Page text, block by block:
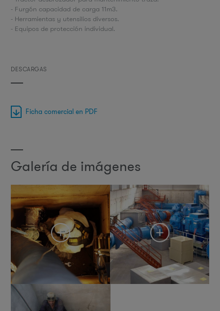
- Furgón capacidad de carga 11m3.
- Herramientas y utensilios diversos.
- Equipos de protección individual.
DESCARGAS
Ficha comercial en PDF
Galería de imágenes